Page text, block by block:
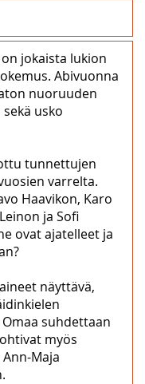
jokaista lukion
Abivuonna
nuoruuden
usko
tunnettujen
varrelta.
Haavikon, Karo
ja Sofi
ovat ajatelleet ja
näyttävä,
suhdettaan
myös
Maja